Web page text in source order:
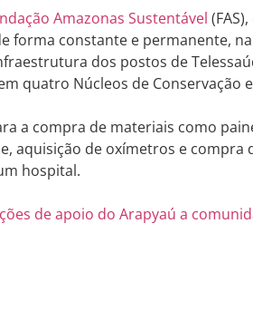
Amazonas Sustentável
forma constante e permanente,
dos postos de
quatro Núcleos de Conservação
a compra de materiais como
aquisição de oxímetros e compra
hospital.
de apoio do Arapyaú a